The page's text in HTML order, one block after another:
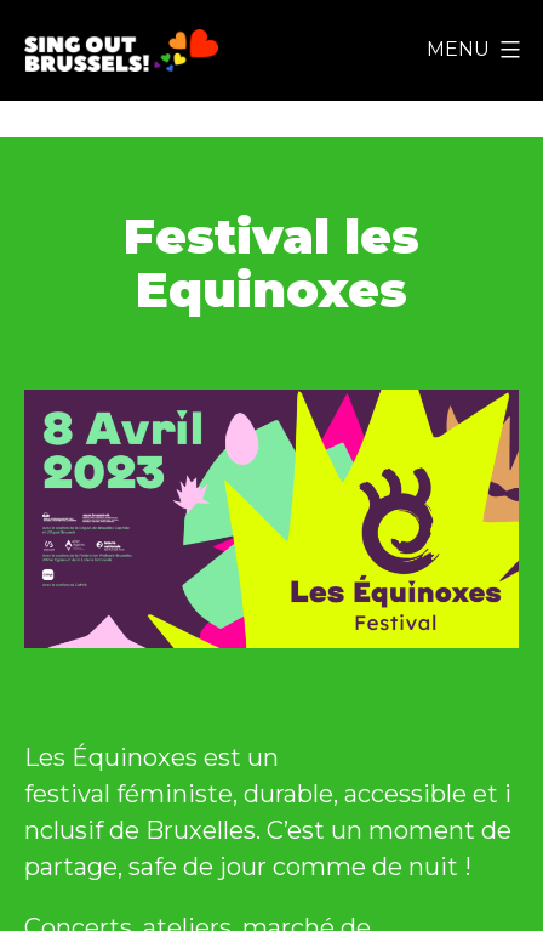
au
MENU
Festival les
Equinoxes
Les Équinoxes est un
festival féministe, durable, accessible et i
nclusif de Bruxelles. C’est un moment de
partage, safe de jour comme de nuit !